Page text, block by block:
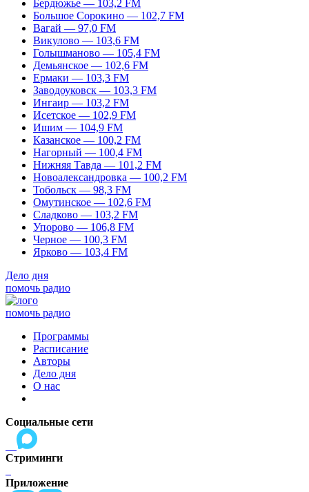
Бердюжье — 103,2 FM
Большое Сорокино — 102,7 FM
Вагай — 97,0 FM
Викулово — 103,6 FM
Голышманово — 105,4 FM
Демьянское — 102,6 FM
Ермаки — 103,3 FM
Заводоуковск — 103,3 FM
Ингаир — 103,2 FM
Исетское — 102,9 FM
Ишим — 104,9 FM
Казанское — 100,2 FM
Нагорный — 100,4 FM
Нижняя Тавда — 101,2 FM
Новоалександровка — 100,2 FM
Тобольск — 98,3 FM
Омутинское — 102,6 FM
Сладково — 103,2 FM
Упорово — 106,8 FM
Черное — 100,3 FM
Ярково — 103,4 FM
Дело дня
помочь радио
помочь радио
Программы
Расписание
Авторы
Дело дня
О нас
Социальные сети
Стриминги
Приложение